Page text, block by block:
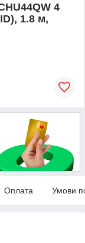
4
1.8 м,
Оплата Умови